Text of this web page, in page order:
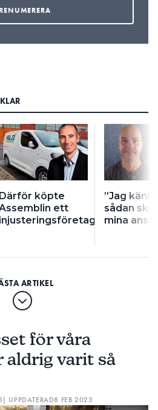
Därför köpte
ett
injusteringsföretag
”Jag
sådan
mina
för våra
aldrig varit så
| UPPDATERAD8 FEB 2023